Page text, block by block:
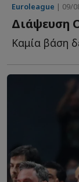
Euroleague | 09/
Διάψευση